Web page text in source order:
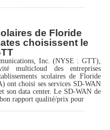
de Floride
choisissent le
Inc. (NYSE : GTT),
multicloud des entreprises
scolaires de Floride
ont choisi ses services SD-WAN
son data center. Le SD-WAN de
rapport qualité/prix pour